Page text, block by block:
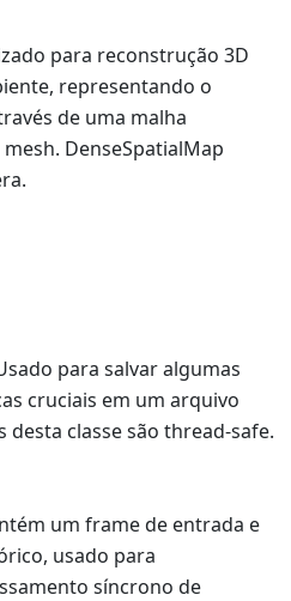
para reconstrução 3D
representando o
de uma malha
DenseSpatialMap
para salvar algumas
cruciais em um arquivo
desta classe são thread-safe.
um frame de entrada e
usado para
síncrono de